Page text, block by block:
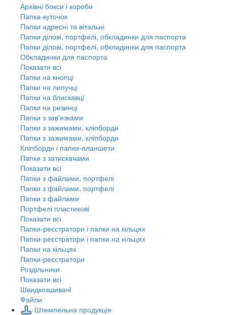
Архівні бокси і короби
Папка-куточок
Папки адресні та вітальні
Папки ділові, портфелі, обкладинки для паспорта
Папки ділові, портфелі, обкладинки для паспорта
Обкладинки для паспорта
Показати всі
Папки на кнопці
Папки на липучці
Папки на блискавці
Папки на резинці
Папки з зав'язками
Папки з зажимами, кліпборди
Папки з зажимами, кліпборди
Кліпборди і папки-планшети
Папки з затискачами
Показати всі
Папки з файлами, портфелі
Папки з файлами, портфелі
Папки з файлами
Портфелі пластикові
Показати всі
Папки-реєстратори і папки на кільцях
Папки-реєстратори і папки на кільцях
Папки на кільцях
Папки-реєстратори
Роздільники
Показати всі
Швидкозшивачi
Файли
Штемпельна продукція